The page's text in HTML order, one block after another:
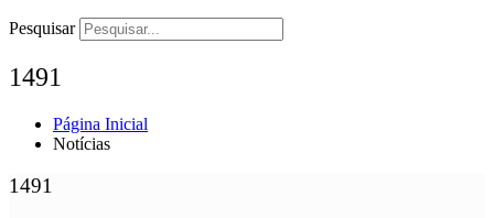
Pesquisar
1491
Página Inicial
Notícias
1491